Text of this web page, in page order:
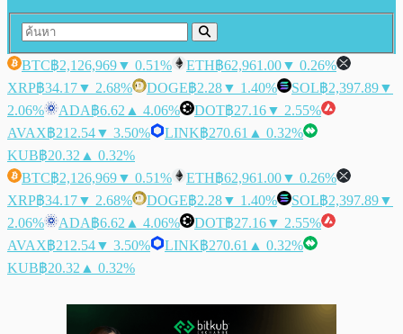
BTC฿2,126,969▼ 0.51% ETH฿62,961.00▼ 0.26%
XRP฿34.17▼ 2.68% DOGE฿2.28▼ 1.40% SOL฿2,397.89▼
2.06%
ADA฿6.62 ▲ 4.06% DOT฿27.16▼ 2.55%
AVAX฿212.54▼ 3.50% LINK฿270.61 ▲ 0.32%
KUB฿20.32 ▲ 0.32%
BTC฿2,126,969▼ 0.51% ETH฿62,961.00▼ 0.26%
XRP฿34.17▼ 2.68% DOGE฿2.28▼ 1.40% SOL฿2,397.89▼
2.06%
ADA฿6.62 ▲ 4.06% DOT฿27.16▼ 2.55%
AVAX฿212.54▼ 3.50% LINK฿270.61 ▲ 0.32%
KUB฿20.32 ▲ 0.32%